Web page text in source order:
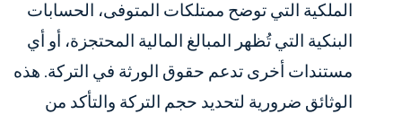
الملكية التي توضح ممتلكات المتوفى، الحسابات
البنكية التي تُظهر المبالغ المالية المحتجزة، أو أي
مستندات أخرى تدعم حقوق الورثة في التركة. هذه
الوثائق ضرورية لتحديد حجم التركة والتأكد من